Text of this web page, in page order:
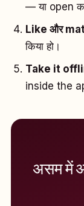
— या open
Like और
किया हो।
Take it
inside the
असम में